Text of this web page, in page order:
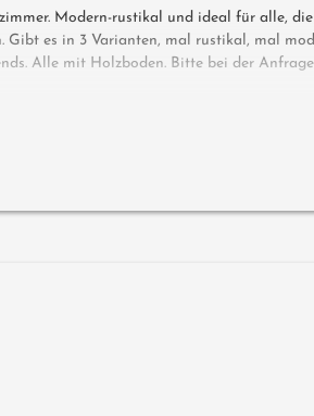
Modern-rustikal und ideal für alle, die
Gibt es in 3 Varianten, mal rustikal, mal
Alle mit Holzboden. Bitte bei der